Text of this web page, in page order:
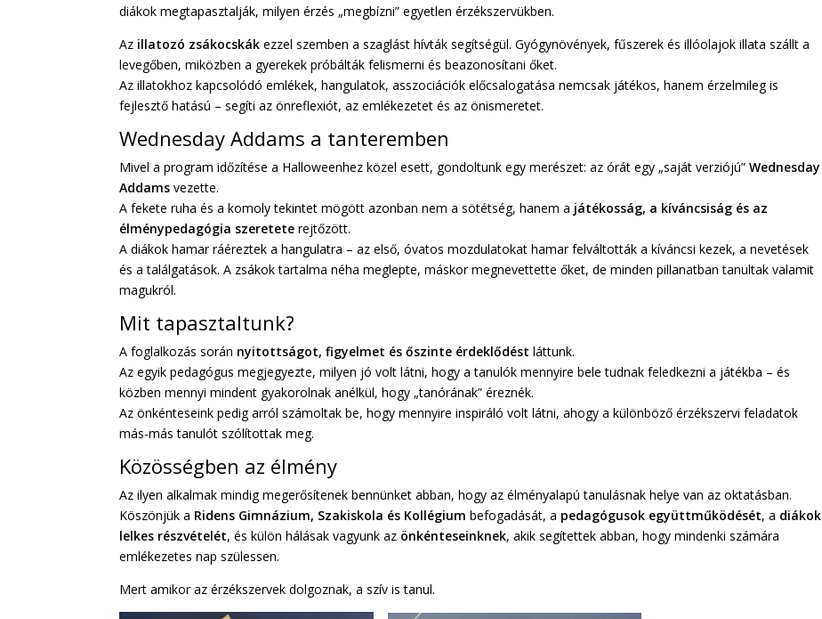
diákok megtapasztalják, milyen érzés „megbízni” egyetlen érzékszervükben.
Az illatozó zsákocskák ezzel szemben a szaglást hívták segítségül. Gyógynövények, fűszerek és illóolajok illata szállt a
levegőben, miközben a gyerekek próbálták felismerni és beazonosítani őket.
Az illatokhoz kapcsolódó emlékek, hangulatok, asszociációk előcsalogatása nemcsak játékos, hanem érzelmileg is
fejlesztő hatású – segíti az önreflexiót, az emlékezetet és az önismeretet.
Wednesday Addams a tanteremben
Mivel a program időzítése a Halloweenhez közel esett, gondoltunk egy merészet: az órát egy „saját verziójú”Wednesday
Addams vezette.
A fekete ruha és a komoly tekintet mögött azonban nem a sötétség, hanem a játékosság, a kíváncsiság és az
élménypedagógia szeretete rejtőzött.
A diákok hamar ráéreztek a hangulatra – az első, óvatos mozdulatokat hamar felváltották a kíváncsi kezek, a nevetések
és a találgatások. A zsákok tartalma néha meglepte, máskor megnevettette őket, de minden pillanatban tanultak valamit
magukról.
Mit tapasztaltunk?
A foglalkozás során nyitottságot, figyelmet és őszinte érdeklődést láttunk.
Az egyik pedagógus megjegyezte, milyen jó volt látni, hogy a tanulók mennyire bele tudnak feledkezni a játékba – és
közben mennyi mindent gyakorolnak anélkül, hogy „tanórának” éreznék.
Az önkénteseink pedig arról számoltak be, hogy mennyire inspiráló volt látni, ahogy a különböző érzékszervi feladatok
más-más tanulót szólítottak meg.
Közösségben az élmény
Az ilyen alkalmak mindig megerősítenek bennünket abban, hogy az élményalapú tanulásnak helye van az oktatásban.
Köszönjük a Ridens Gimnázium, Szakiskola és Kollégium befogadását, a pedagógusok együttműködését, a diákok
lelkes részvételét, és külön hálásak vagyunk az önkénteseinknek, akik segítettek abban, hogy mindenki számára
emlékezetes nap szülessen.
Mert amikor az érzékszervek dolgoznak, a szív is tanul.